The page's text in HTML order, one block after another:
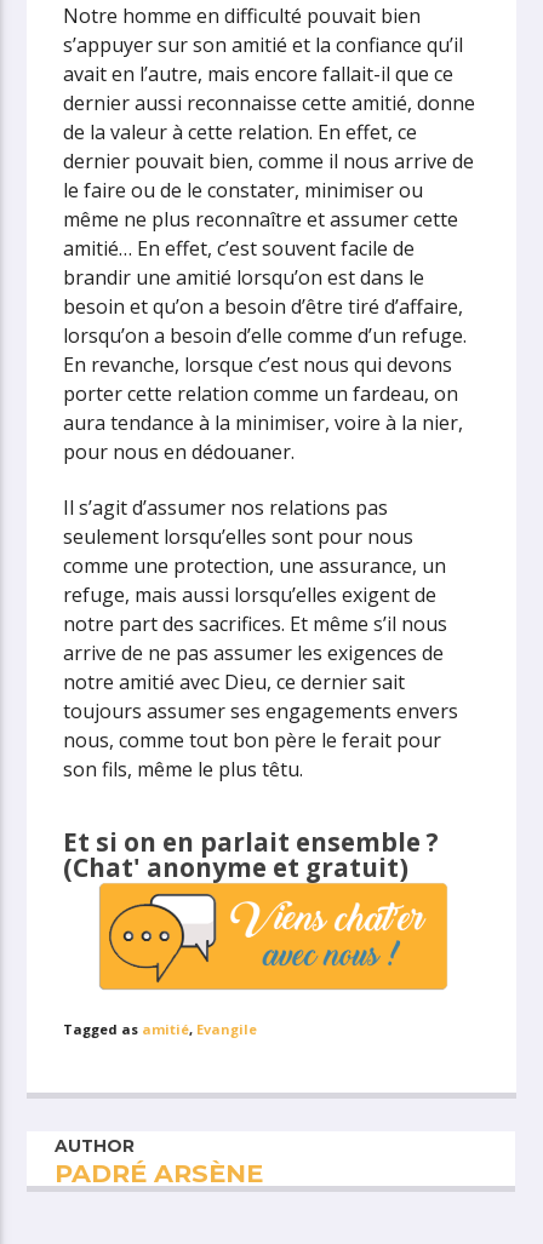
Notre homme en difficulté pouvait bien
s’appuyer sur son amitié et la confiance qu’il
avait en l’autre, mais encore fallait-il que ce
dernier aussi reconnaisse cette amitié, donne
de la valeur à cette relation. En effet, ce
dernier pouvait bien, comme il nous arrive de
le faire ou de le constater, minimiser ou
même ne plus reconnaître et assumer cette
amitié… En effet, c’est souvent facile de
brandir une amitié lorsqu’on est dans le
besoin et qu’on a besoin d’être tiré d’affaire,
lorsqu’on a besoin d’elle comme d’un refuge.
En revanche, lorsque c’est nous qui devons
porter cette relation comme un fardeau, on
aura tendance à la minimiser, voire à la nier,
pour nous en dédouaner.
Il s’agit d’assumer nos relations pas
seulement lorsqu’elles sont pour nous
comme une protection, une assurance, un
refuge, mais aussi lorsqu’elles exigent de
notre part des sacrifices. Et même s’il nous
arrive de ne pas assumer les exigences de
notre amitié avec Dieu, ce dernier sait
toujours assumer ses engagements envers
nous, comme tout bon père le ferait pour
son fils, même le plus têtu.
Et si on en parlait ensemble ?
(Chat' anonyme et gratuit)
Tagged as amitié, Evangile
AUTHOR
PADRÉ ARSÈNE